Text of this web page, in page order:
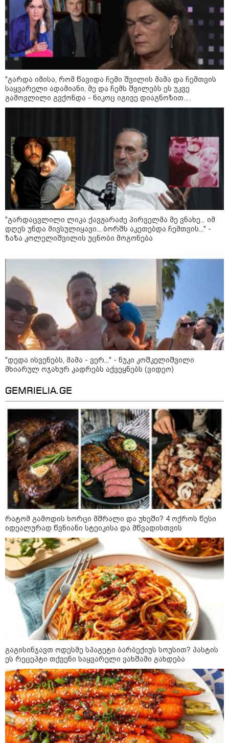
წალენჯიხის მუნიციპალიტეტში
მდინარეში ახალგაზრდა მამაკაცს
"კოალიცია ცვლილებისთვის" 2024
წელს ნიკა მელიას საარჩევნო
კამპანიისას მომხდარ ინციდენტზე
გაბრიელ კობაიძისთვის ბრალის
წაყენებას "აბსურდულს" უწოდებს
ოკუპირებული ცხინვალის ე.წ.
საგარეო უწყება - საქართველოს
პოლიტიკურმა ხელმძღვანელობამ,
ირაკლი კობახიძის სახით,
ოფიციალურად აღიარა მიხეილ
სააკაშვილი სამხედრო აგრესიის
დამნაშავედ - 2008 წლის
აგვისტოს ომზე პასუხისმგებლობა
უნდა დაეკისროს ქვეყანას
მოზაიკა
11:17 / 08-08-2026
არშემდგარი ქორწინება 15 წლით უფროს
ქართველთან - ალინა კაბაევას
საიდუმლო ცხოვრება: როგორ
გამოიყურებოდა ის პლასტიკურ
ოპერაციებამდე
14:20 / 08-08-2026
"ქალაქი დავთმე, მაგრამ
ქალურობა - არა. ვერ იჯერებენ
ფერმერი თუ ვარ" - როგორ
ცხოვრობს ახალგაზრდა ქალი,
რომელიც ქალაქიდან სოფლად
გადავიდა და ფერმერი გახდა
09:36 / 08-08-2026
"ბავშვობიდან ასე ვარ..
ფანატიკურად ვარ შეყვარებული
საქართველოზე" - გაიცანით
მარტინ გუიმჯიანი, ქართულ
ენასა და საქართველოზე
შეყვარებული სომეხი ბიჭი
23:15 / 07-08-2026
ამოუცნობი ანომალიური
მოვლენები - ტრამპის
ადმინისტრაციამ “UFO”- ს
ფაილების მორიგი პაკეტი
გამოაქვეყნა
"გარდა იმისა, რომ წავიდა ჩემი შვილის მამა და ჩემთვის
საყვარელი ადამიანი, მე და ჩემს შვილებს ეს უკვე
გამოვლილი გვქონდა - ნიკოც იგივე დიაგნოზით
გარდაიცვალა..." - ეკა ნიჟარაძის ემოციური მოგონება
"გარდაცვლილი ლიკა ქავჟარაძე პირველმა მე ვნახე... იმ
დღეს უნდა მივსულიყავი... ბორშს აკეთებდა ჩემთვის..." -
ზაზა კოლელიშვილის უცნობი მოგონება
"დედა ისვენებს, მამა - ვერ..." - ნუკი კოშკელიშვილი
მხიარულ ოჯახურ კადრებს აქვეყნებს (ვიდეო)
GEMRIELIA.GE
რატომ გამოდის ხორცი მშრალი და უხეში? 4 ოქროს წესი
იდეალურად წვნიანი სტეიკისა და მწვადისთვის
გაგისინჯავთ ოდესმე სპაგეტი ბარბექიუს სოუსით? პასტის
ეს რეცეპტი თქვენი საყვარელი ვახშამი გახდება